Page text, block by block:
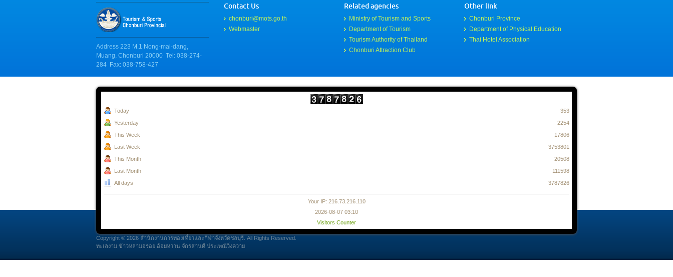
Address 223 M.1 Nong-mai-dang,
Muang, Chonburi 20000 Tel: 038-274-
284 Fax: 038-758-427
Contact Us
chonburi@mots.go.th
Webmaster
Related agencies
Ministry of Tourism and Sports
Department of Tourism
Tourism Authority of Thailand
Chonburi Attraction Club
Other link
Chonburi Province
Department of Physical Education
Thai Hotel Association
Today
Yesterday
This Week
Last Week
This Month
Last Month
All days
353
2254
17806
3753801
20508
111598
3787826
Your IP: 216.73.216.110
2026-08-07 03:10
Visitors Counter
Copyright © 2026 สำนักงานการท่องเที่ยวและกีฬาจังหวัดชลบุรี. All Rights Reserved.
ทะเลงาม ข้าวหลามอร่อย อ้อยหวาน จักรสานดี ประเพณีวิ่งควาย